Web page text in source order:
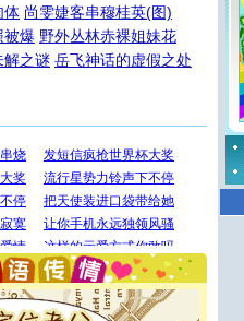
体 尚雯婕客串穆桂英(图)
被爆 野外丛林赤裸姐妹花
解之谜 岳飞神话的虚假之处
想没什么送给你的，又不打算给
：千万快乐！千万要健康！千万
千万不要忘记我！
才会想起你,而是这样的日子才
你,圣诞要快乐!新年要快乐!天天